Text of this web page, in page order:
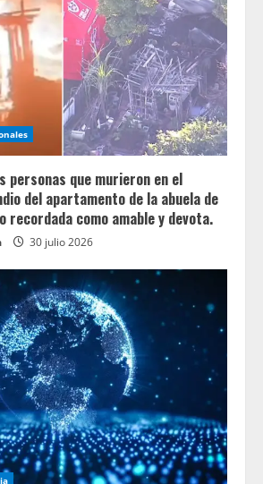
personas que murieron en el
del apartamento de la abuela de
recordada como amable y devota.
30 julio 2026